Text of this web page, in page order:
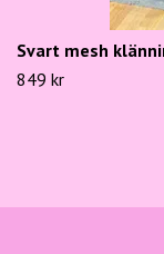
Svart mesh
849 kr